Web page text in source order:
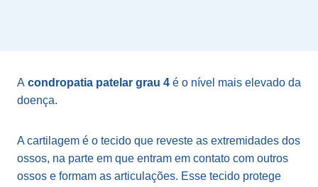
A condropatia patelar grau 4 é o nível mais elevado da
doença.
A cartilagem é o tecido que reveste as extremidades dos
ossos, na parte em que entram em contato com outros
ossos e formam as articulações. Esse tecido protege